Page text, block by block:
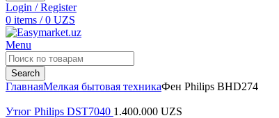
Login / Register
0 items / 0 UZS
Menu
Search
ГлавнаяМелкая бытовая техникаФен Philips BHD274
Утюг Philips DST7040 1.400.000 UZS